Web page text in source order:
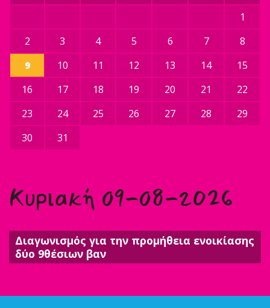
1
2
3 4 5 6 7
8
9
10 11 12 13 14
15
16
17 18 19 20 21
22
23
24 25 26 27 28
29
30
31
Κυριακή 09-08-2026
Διαγωνισμός για την προμήθεια ενοικίασης
δύο 9θέσιων βαν